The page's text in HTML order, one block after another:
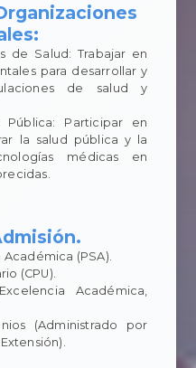
de Salud: Trabajar en
para desarrollar y
de salud y
Participar en
la salud pública y la
médicas en
(PSA).
(CPU).
Académica,
(Administrado por